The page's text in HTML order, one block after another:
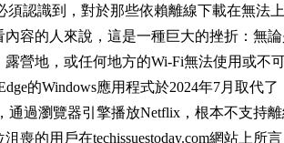
須認識到，對於那些依賴離線下載在無法上
內容的人來說，這是一種巨大的挫折：無
露營地，或任何地方的Wi-Fi無法使用或不
的Windows應用程式於2024年7月取代了
通過瀏覽器引擎播放Netflix，根本不支持
喪的用戶在techissuestoday.com網站上所